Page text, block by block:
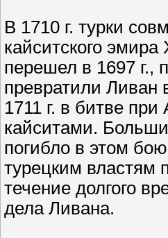
В 1710 г. турки
кайситского
перешел в 1697 г.,
превратили
1711 г. в битве
кайситами.
погибло в этом
турецким властям
течение долгого
дела Ливана.